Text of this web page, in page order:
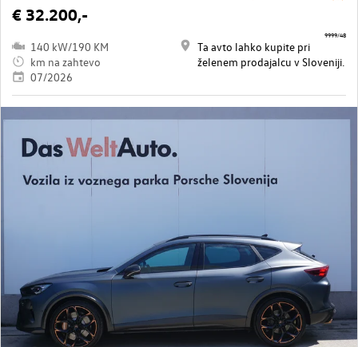
€ 32.200,-
140 kW/190 KM
km na zahtevo
07/2026
Ta avto lahko kupite pri
želenem prodajalcu v Sloveniji.
9999/48